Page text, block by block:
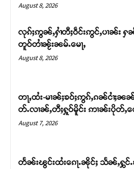
တႃႇႁႂ်ႈသဵင်ၵၢင်ၸႂ်ၵူၼ်းမိူင်း ၵူ
တ်ႇ တူဝ်ႈလုမ်ႈၾႃႉၼၼ်ႉ ၶဝ်ႈႁူ
August 8, 2026
လုၵ်ႈဢွၼ်ႇႁၢႆတီႈဝဵင်းဢွင်ႇပၢၼ်း
တူဝ်တၢႆၼႂ်းၼမ်ႉမေႃႇ
August 8, 2026
တႃႇထႆး-မၢၼ်ႈၶဝ်ႈဢွၵ်ႇၵၼ်ငၢႆႈၼ
တ်ႉလၢၼ်ႇတီႈႁူဝ်မိူင်း ဢၢၼ်းပိုတ်ႇတ
August 7, 2026
တႅၼ်းၽွင်းထႆးၵေႃႉၼိုင်ႈ သႅၼ်ႇႁွင်